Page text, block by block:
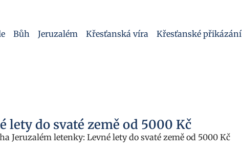
Bůh Jeruzalém Křesťanská víra Křesťanské přikázání
lety do svaté země od 5000 Kč
Jeruzalém letenky: Levné lety do svaté země od 5000 Kč